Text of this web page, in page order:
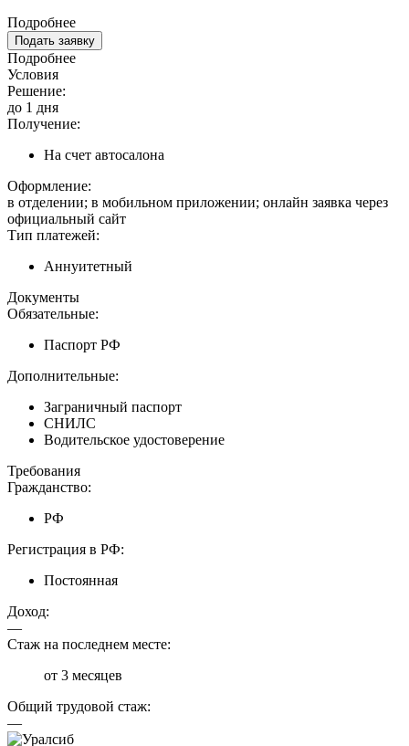
Подробнее
Подать заявку
Подробнее
Условия
Решение:
до 1 дня
Получение:
На счет автосалона
Оформление:
в отделении; в мобильном приложении; онлайн заявка через
официальный сайт
Тип платежей:
Аннуитетный
Документы
Обязательные:
Паспорт РФ
Дополнительные:
Заграничный паспорт
СНИЛС
Водительское удостоверение
Требования
Гражданство:
РФ
Регистрация в РФ:
Постоянная
Доход:
—
Стаж на последнем месте:
от 3 месяцев
Общий трудовой стаж:
—